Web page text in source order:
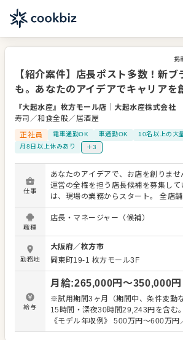
掲
【紹介案件】店長ポスト多数！新ブ
も。あなたのアイデアでキャリアを
『大起水産』枚方モール店
大起水産株式会社
寿司／和食全般／居酒屋
正社員
電車通勤OK 車通勤OK
10名以上の大
月8日以上休みあり
＋3
仕事
あなたのアイデアで、お店を創りま
運営の全権を担う店長候補を募集して
は、現場の業務からスタート。 全店
常駐しているので、先輩社員が丁寧
舗運営のノウハウを習得後、店長とし
ます。 今後も新たなブランドを続々
で、あなたのキャリアを築いていきませんか？
ポイント＞ 各店舗に大きな裁量があり
がお店を動かします。 複数名の正社
め、サポート体制が充実。今後も新ブ
定で、キャリアアップのチャンスも豊
職種
店長・マネージャー（候補）
勤務地
大阪府／枚方市
岡東町19-1 枚方モール3F
給与
月給:265,000円〜350,000円
※試用期間3ヶ月（期間中、条件変動
15時間・深夜30時間29,243円を含む
《モデル年収例》 500万円～600万
万円／エリア長・ブロック長 650万